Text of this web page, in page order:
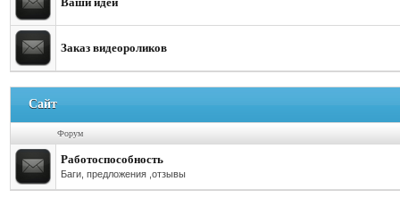
Заказ видеороликов
Сайт
Форум
Работоспособность
Баги, предложения ,отзывы